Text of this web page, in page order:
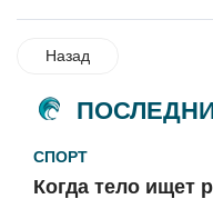
Назад
СПОРТ
Когда тело ищет